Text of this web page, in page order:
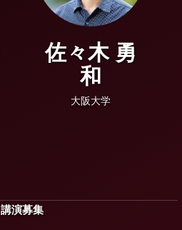
佐々木 勇
和
大阪大学
講演募集